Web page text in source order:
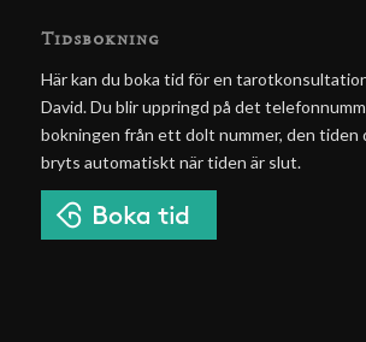
Tidsbokning
Här kan du boka tid för en
David. Du blir uppringd på det
bokningen från ett dolt nummer, den tiden
bryts automatiskt när tiden är slut.